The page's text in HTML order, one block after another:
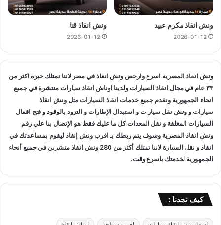
انقاذ السيارات و متخصصون في
انقاذ السياراتو لدينا اسطول
سيارات انقاذمنتشرة في دار السلام و المناطق المجاوره واوناش
انقاذ في جميع انحاء الجمهورية لإنقاذ ونقل السيارات
انقاذ السيارات :
اذا تعطلت سيارتك او تعرضت لحادث سير يمكنك الاتصال بـ ونش
انقاذ المصرية لانقاذ سيارتك ونقلك في الحال فنحن حريصين علي
تقديم و توفير جميع خدماتانقاذ السياراتالتي قد تحتاج اليها سواء
جر السيارات
اونقل السيارات .
تغيير الاطارات :
لا تقلق عندما تجد ان اطار سيارتك يحتاج الي تغيير او اصلاح حيث
تعطلك.
ونش انقاذ مكرم عبيد
2026-01-12
ونش انقاذ قنا
2026-01-12
ونش انقاذ المصرية اسرع وارخص ونش انقاذفي مصر لاننا نمتلك خبرة اكثر من
٣٣ عام في مجال
انقاذ السياراتولدينا اوناش انقاذ سياراتمنتشرة في جميع
انحاء الجمهورية ونقدم جميع خدمات انقاذ السياراتمثل ونش انقاذ
سياراتو ونش نقل سياراتو استبدال الإطارات و التزود بالوقود و فتح اقفال
السيارات المغلقة و نقل المعدات كل ما عليك فقط هو الإتصال بنا عليرقم
ونش انقاذ المصرية وسوف يتم ربطك بـ اقرب ونش إنقاذليقوم بمساعدتك في
انقاذ و نقل السيارة لاننا تمتلك أكثر من 280 ونش انقاذمنشرين في جميع أنحاء
الجمهورية لخدمتك باسرع وقت.
كيف تجدنا :